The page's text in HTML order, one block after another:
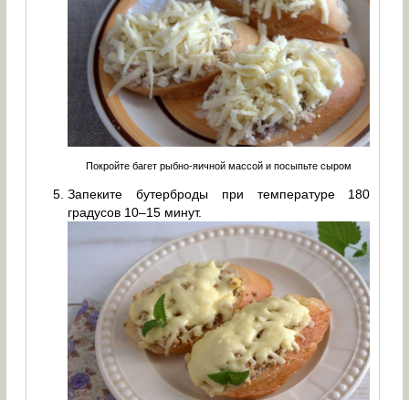
Покройте багет рыбно-яичной массой и посыпьте сыром
Запеките бутерброды при температуре 180
градусов 10–15 минут.